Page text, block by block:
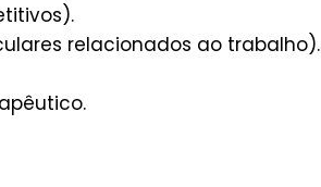
relacionados ao trabalho).